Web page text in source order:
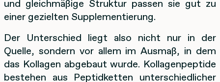
und gleichmäßige Struktur passen sie gut zu
einer gezielten Supplementierung.
Der Unterschied liegt also nicht nur in der
Quelle, sondern vor allem im Ausmaß, in dem
das Kollagen abgebaut wurde. Kollagenpeptide
bestehen aus Peptidketten unterschiedlicher